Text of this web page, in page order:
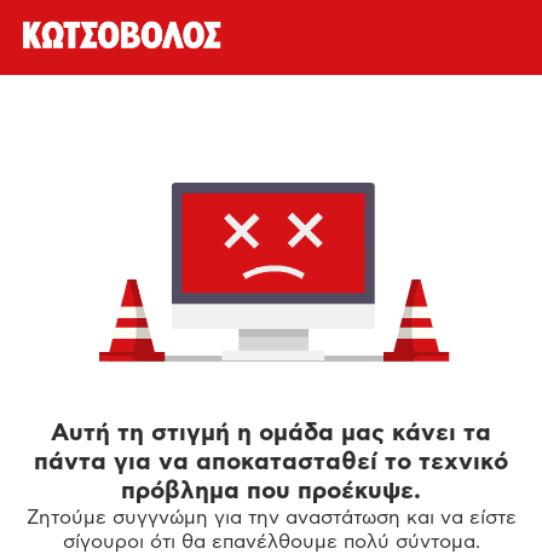
Αυτή τη στιγμή η ομάδα μας κάνει τα
πάντα για να αποκατασταθεί το τεχνικό
πρόβλημα που προέκυψε.
Ζητούμε συγγνώμη για την αναστάτωση και να είστε
σίγουροι ότι θα επανέλθουμε πολύ σύντομα.